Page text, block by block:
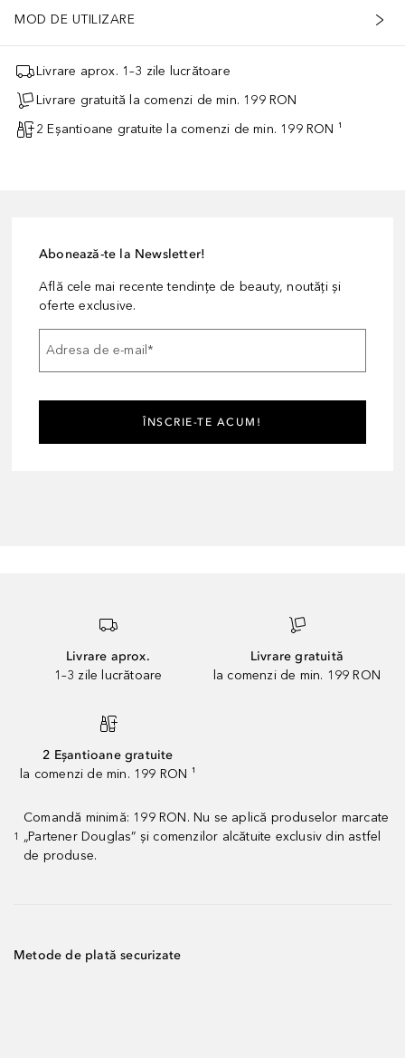
MOD DE UTILIZARE
Livrare aprox. 1–3 zile lucrătoare
Livrare gratuită la comenzi de min. 199 RON
2 Eșantioane gratuite la comenzi de min. 199 RON ¹
Abonează-te la Newsletter!
Află cele mai recente tendințe de beauty, noutăți și
oferte exclusive.
Adresa de e-mail*
ÎNSCRIE-TE ACUM!
Livrare aprox.
1–3 zile lucrătoare
Livrare gratuită
la comenzi de min. 199 RON
2 Eșantioane gratuite
la comenzi de min. 199 RON ¹
1
Comandă minimă: 199 RON. Nu se aplică produselor marcate
„Partener Douglas” și comenzilor alcătuite exclusiv din astfel
de produse.
Metode de plată securizate